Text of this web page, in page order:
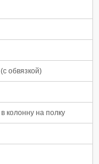
обвязкой)
колонну на полку